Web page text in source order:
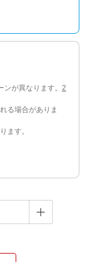
が異なります。 2
る場合がありま
ます。